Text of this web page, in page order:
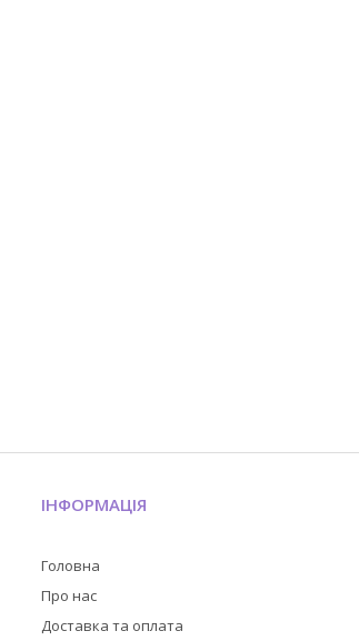
ІНФОРМАЦІЯ
Головна
Про нас
Доставка та оплата